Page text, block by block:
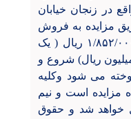
در زنجان خیابان
مزایده به فروش
می رسد مزایده از مبلغ ۱/۸۵۲/۰۰۰/۰۰۰ ريال ( یک
ريال) شروع و
می شود وکلیه
مزایده است و نیم
خواهد شد و حقوق